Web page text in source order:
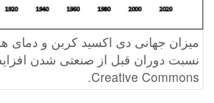
میزان جهانی دی اکسید کربن و دمای
نسبت دوران قبل از صنعتی شدن
Creative Commons.